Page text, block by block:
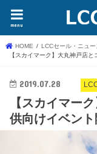
menu
HOME
LCCセール・ニュー
【スカイマーク】大丸神戸店
2019.07.28
【スカイマー
供向けイベン